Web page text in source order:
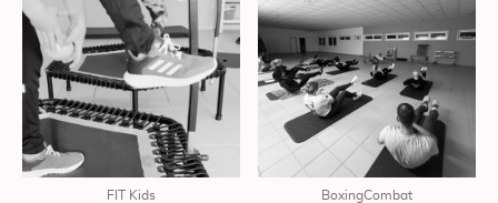
FIT Kids BoxingCombat